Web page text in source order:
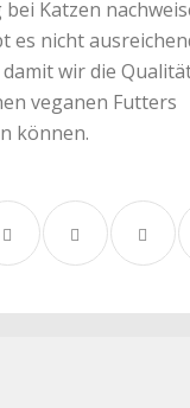
Katzen
es nicht
wir die
veganen Futters
können.